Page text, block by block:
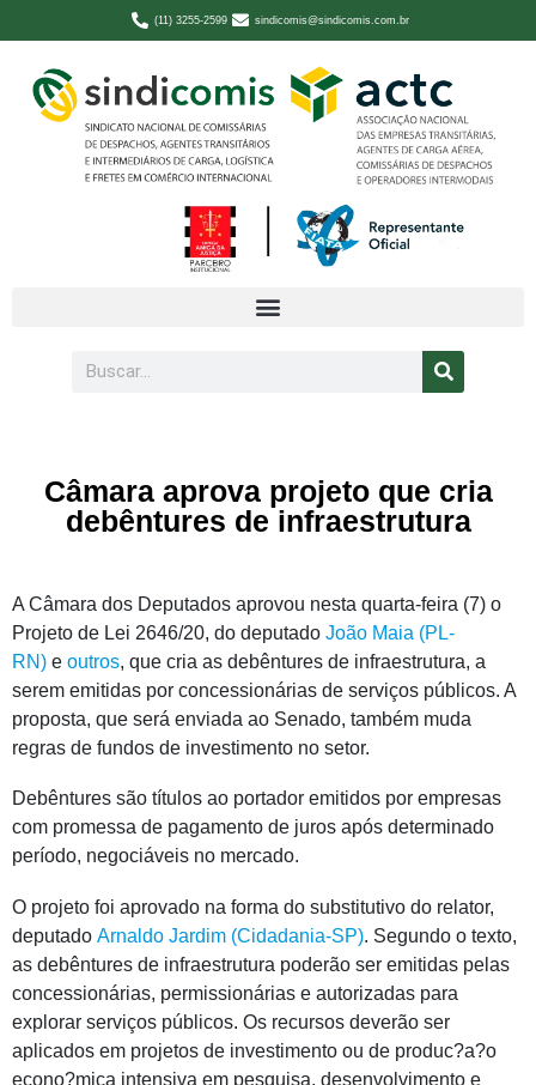
(11) 3255-2599 sindicomis@sindicomis.com.br
Câmara aprova projeto que cria
debêntures de infraestrutura
A Câmara dos Deputados aprovou nesta quarta-feira (7) o
Projeto de Lei 2646/20, do deputado João Maia (PL-
RN) e outros, que cria as debêntures de infraestrutura, a
serem emitidas por concessionárias de serviços públicos. A
proposta, que será enviada ao Senado, também muda
regras de fundos de investimento no setor.
Debêntures são títulos ao portador emitidos por empresas
com promessa de pagamento de juros após determinado
período, negociáveis no mercado.
O projeto foi aprovado na forma do substitutivo do relator,
deputado Arnaldo Jardim (Cidadania-SP). Segundo o texto,
as debêntures de infraestrutura poderão ser emitidas pelas
concessionárias, permissionárias e autorizadas para
explorar serviços públicos. Os recursos deverão ser
aplicados em projetos de investimento ou de produc?a?o
econo?mica intensiva em pesquisa, desenvolvimento e